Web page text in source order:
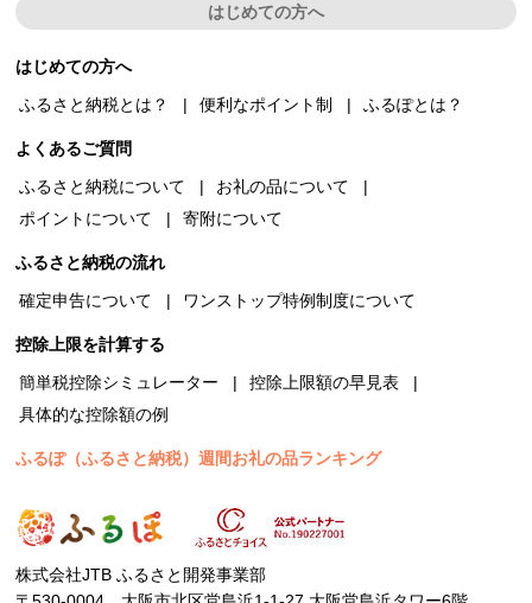
はじめての方へ
はじめての方へ
ふるさと納税とは？
便利なポイント制 ふるぽとは？
よくあるご質問
ふるさと納税について
お礼の品について
ポイントについて
寄附について
ふるさと納税の流れ
確定申告について
ワンストップ特例制度について
控除上限を計算する
簡単税控除シミュレーター
控除上限額の早見表
具体的な控除額の例
ふるぽ（ふるさと納税）週間お礼の品ランキング
株式会社JTB ふるさと開発事業部